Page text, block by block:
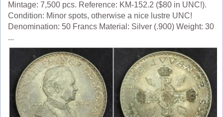
Mintage: 7,500 pcs. Reference: KM-152.2 ($80 in UNC!).
Condition: Minor spots, otherwise a nice lustre UNC!
Denomination: 50 Francs Material: Silver (.900) Weight: 30
...